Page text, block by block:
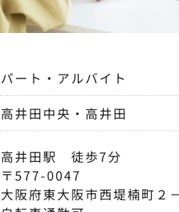
パート・アルバイト
高井田中央・高井田
高井田駅 徒歩7分
〒577-0047
大阪府東大阪市西堤楠町